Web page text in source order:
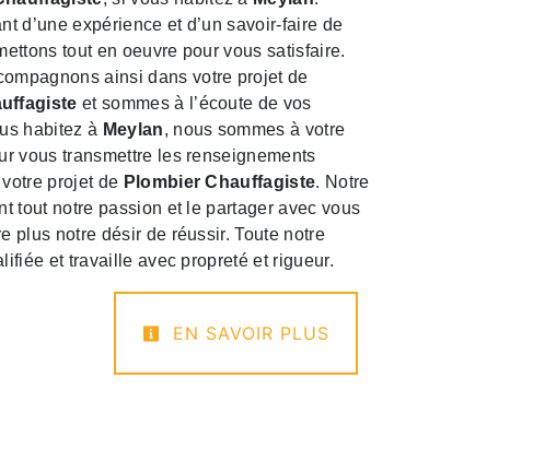
d’une expérience et d’un savoir-faire de
tout en oeuvre pour vous satisfaire.
ainsi dans votre projet de
et sommes à l’écoute de vos
habitez à Meylan, nous sommes à votre
vous transmettre les renseignements
projet de Plombier Chauffagiste. Notre
tout notre passion et le partager avec vous
plus notre désir de réussir. Toute notre
et travaille avec propreté et rigueur.
EN SAVOIR PLUS